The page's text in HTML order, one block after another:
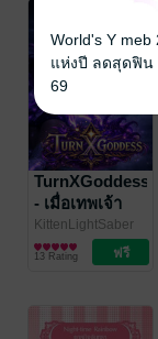
TurnXGoddess
- เมื่อเทพเจ้า
โบราณดันกลาย
เป็นสาวน้อย
KittenLightSaber
นิยายแฟนตาซี
13 Rating
World's Y
แห่งปี ลดสุดฟิน
69